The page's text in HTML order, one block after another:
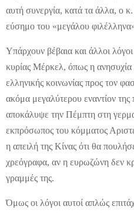
αυτή συνεργία, κατά τα άλλα, ο κ.
εύσημο του «μεγάλου
Υπάρχουν βέβαια και άλλοι
κυρίας Μέρκελ, όπως η ανησυχία
ελληνικής κοινωνίας προς τον
ακόμα μεγαλύτερου εναντίον της
αποκάλυψε την Πέμπτη στη
εκπρόσωπος του κόμματος
η απειλή της Κίνας ότι θα
χρεόγραφα, αν η ευρωζώνη δεν
γραμμές της.
Όμως οι λόγοι αυτοί απλώς